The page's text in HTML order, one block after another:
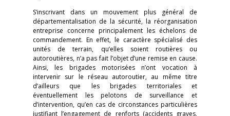
S’inscrivant dans un mouvement plus général de
départementalisation de la sécurité, la réorganisation
entreprise concerne principalement les échelons de
commandement. En effet, le caractère spécialisé des
unités de terrain, qu’elles soient routières ou
autoroutières, n’a pas fait l’objet d’une remise en cause.
Ainsi, les brigades motorisées n’ont vocation à
intervenir sur le réseau autoroutier, au même titre
d’ailleurs que les brigades territoriales et
éventuellement les pelotons de surveillance et
d’intervention, qu’en cas de circonstances particulières
justifiant l’engagement de renforts (accidents graves,